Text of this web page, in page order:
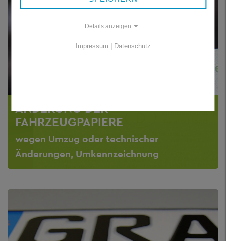
ÄNDERUNG DER
FAHRZEUGPAPIERE
wegen Umzug oder technischer
Änderungen, Umkennzeichnung
Details anzeigen
Impressum Datenschutz